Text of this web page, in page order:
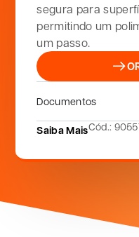
segura para
permitindo um
um passo.
Documentos
Saiba MaisCód.: